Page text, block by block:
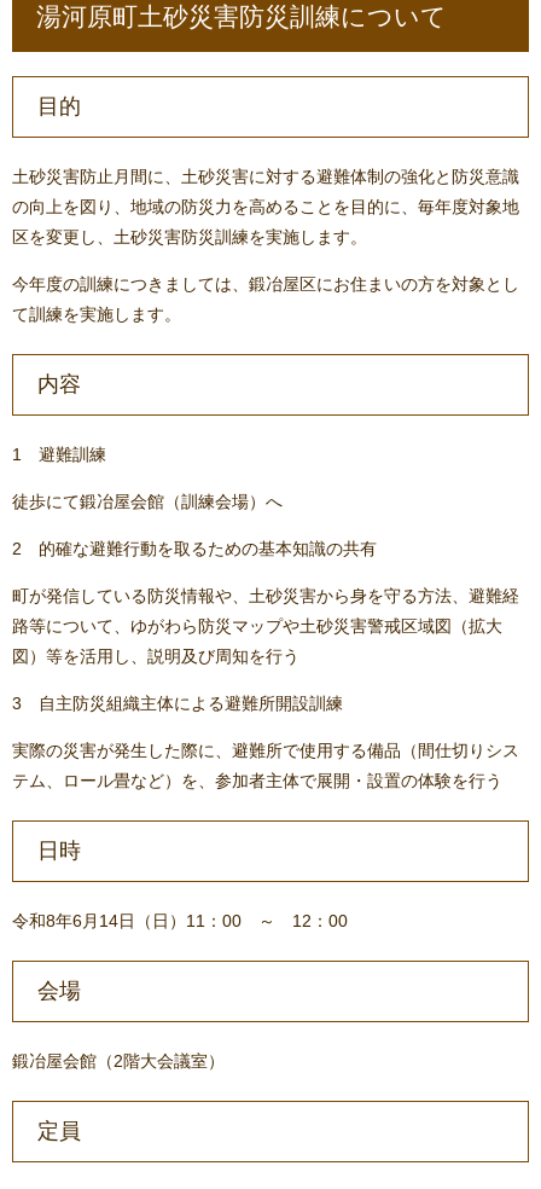
湯河原町土砂災害防災訓練について
目的
土砂災害防止月間に、土砂災害に対する避難体制の強化と防災意識
の向上を図り、地域の防災力を高めることを目的に、毎年度対象地
区を変更し、土砂災害防災訓練を実施します。
今年度の訓練につきましては、鍛冶屋区にお住まいの方を対象とし
て訓練を実施します。
内容
1 避難訓練
徒歩にて鍛冶屋会館（訓練会場）へ
2 的確な避難行動を取るための基本知識の共有
町が発信している防災情報や、土砂災害から身を守る方法、避難経
路等について、ゆがわら防災マップや土砂災害警戒区域図（拡大
図）等を活用し、説明及び周知を行う
3 自主防災組織主体による避難所開設訓練
実際の災害が発生した際に、避難所で使用する備品（間仕切りシス
テム、ロール畳など）を、参加者主体で展開・設置の体験を行う
日時
令和8年6月14日（日）11：00 ～ 12：00
会場
鍛冶屋会館（2階大会議室）
定員